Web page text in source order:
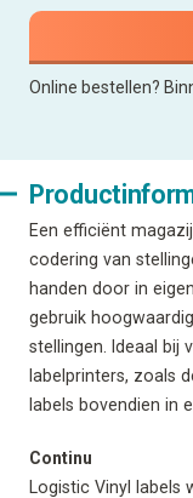
Online bestellen?
Een efficiënt
codering van
handen door in
gebruik
stellingen. Ideaal bij
labelprinters, zoals
labels bovendien in
Continu
Logistic Vinyl